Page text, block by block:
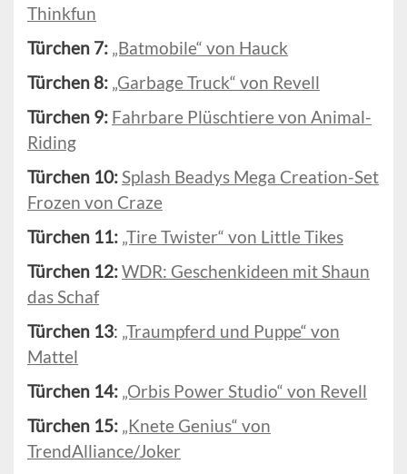
Thinkfun
Türchen 7: „Batmobile“ von Hauck
Türchen 8: „Garbage Truck“ von Revell
Türchen 9: Fahrbare Plüschtiere von Animal-
Riding
Türchen 10:Splash Beadys Mega Creation-Set
Frozen von Craze
Türchen 11: „Tire Twister“ von Little Tikes
Türchen 12:WDR: Geschenkideen mit Shaun
das Schaf
Türchen 13: „Traumpferd und Puppe“ von
Mattel
Türchen 14: „Orbis Power Studio“ von Revell
Türchen 15: „Knete Genius“ von
TrendAlliance/Joker